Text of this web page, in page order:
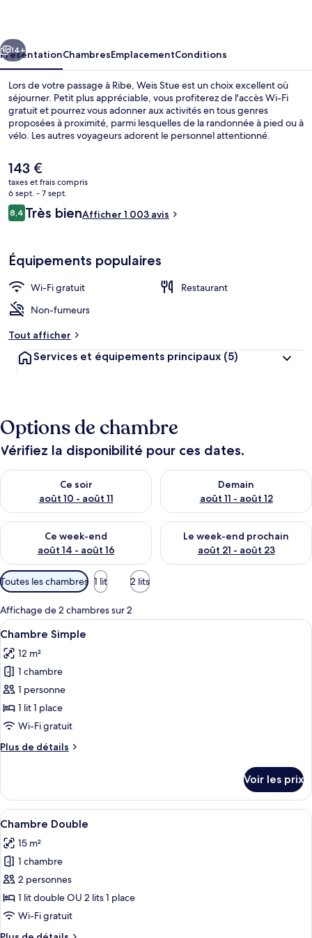
Suivant
14+
PrésentationChambresEmplacementConditions
Lors de votre passage à Ribe, Weis Stue est un choix excellent où
séjourner. Petit plus appréciable, vous profiterez de l'accès Wi-Fi
gratuit et pourrez vous adonner aux activités en tous genres
proposées à proximité, parmi lesquelles de la randonnée à pied ou à
vélo. Les autres voyageurs adorent le personnel attentionné.
Le
prix
actuel
est
de
143 €
taxes et frais compris
6 sept. - 7 sept.
Avis
voyageurs
8,48,4 sur 10
Très bienAfficher 1 003 avis
Équipements populaires
Wi-Fi gratuit
Restaurant
Non-fumeurs
Tout afficher
Services et équipements principaux (5)
Options de chambre
Vérifiez la disponibilité pour ces dates.
Ce soir
août 10 - août 11
Vérifier la disponibilité pour ce soir août 10 - août 11
Demain
août 11 - août 12
Vérifier la disponibilité pour
Ce week-end
août 14 - août 16
Vérifier la disponibilité pour ce week-end août 14 - août 16
Le week-end prochain
août 21 - août 23
Vérifier la disponibilité pour
Filtres
disponibles
pour
les
chambres
Toutes les chambres 1 lit 2 lits
Affichage de 2 chambres sur 2
Afficher
toutes
les
photos
pour
ce
type
chambre :
Une pièce comprenant un lit, un
5
Chambre Simple
12 m²
1 chambre
1 personne
1 lit 1 place
Wi-Fi gratuit
Plus de détails
Plus
le
type
de
Chambre
Simple
Voir les prix
Afficher
toutes
les
photos
pour
ce
type
Une chambre à coucher avec un lit,
6
Chambre Double
15 m²
1 chambre
2 personnes
1 lit double OU 2 lits 1 place
Wi-Fi gratuit